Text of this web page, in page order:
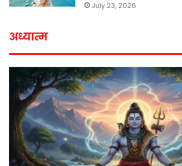
July 23, 2026
अध्यात्म